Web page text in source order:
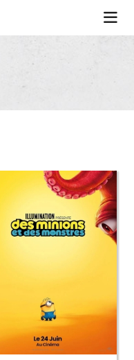
le
menu